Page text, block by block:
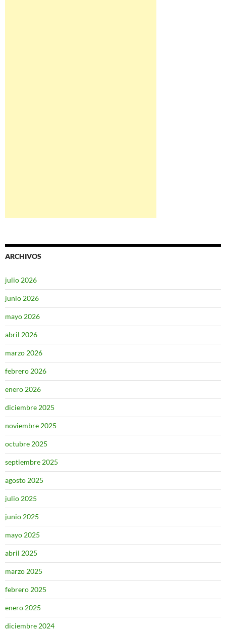
ARCHIVOS
julio 2026
junio 2026
mayo 2026
abril 2026
marzo 2026
febrero 2026
enero 2026
diciembre 2025
noviembre 2025
octubre 2025
septiembre 2025
agosto 2025
julio 2025
junio 2025
mayo 2025
abril 2025
marzo 2025
febrero 2025
enero 2025
diciembre 2024